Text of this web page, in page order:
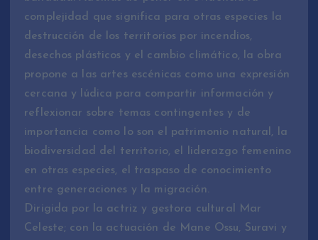
complejidad que significa para otras especies la
destrucción de los territorios por incendios,
desechos plásticos y el cambio climático, la obra
propone a las artes escénicas como una expresión
cercana y lúdica para compartir información y
reflexionar sobre temas contingentes y de
importancia como lo son el patrimonio natural, la
biodiversidad del territorio, el liderazgo femenino
en otras especies, el traspaso de conocimiento
entre generaciones y la migración.
Dirigida por la actriz y gestora cultural Mar
Celeste; con la actuación de Mane Ossu, Suravi y